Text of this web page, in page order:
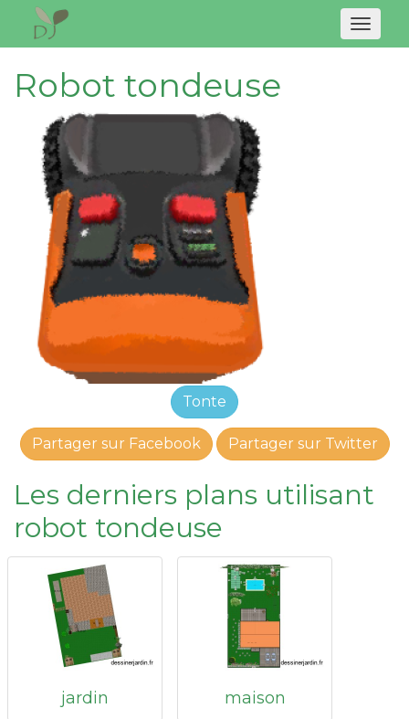
Robot tondeuse
Tonte
Partager sur Facebook Partager sur Twitter
Les derniers plans utilisant
robot tondeuse
jardin maison